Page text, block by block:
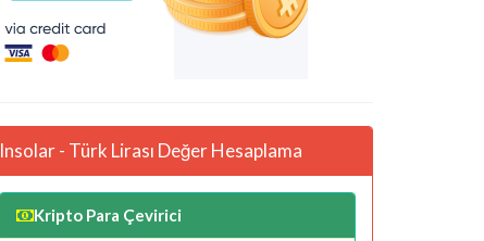
Insolar - Türk Lirası Değer Hesaplama
Kripto Para Çevirici